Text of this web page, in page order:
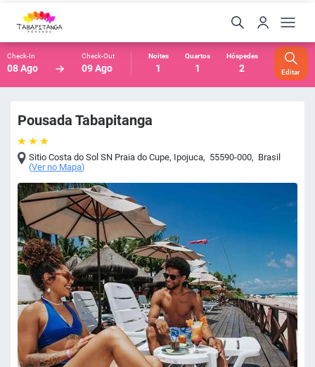
Check-In
08 Ago
Check-Out
09 Ago
Noites
1
Quartos
1
Hóspedes
2 Editar
Pousada Tabapitanga
Sitio Costa do Sol SN Praia do Cupe, Ipojuca, 55590-000, Brasil
(Ver no Mapa)